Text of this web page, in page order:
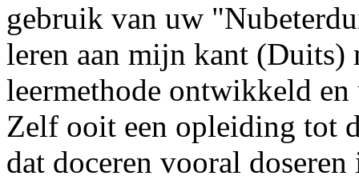
gebruik van uw
leren aan mijn kant (Duits)
leermethode ontwikkeld
Zelf ooit een opleiding tot
dat doceren vooral